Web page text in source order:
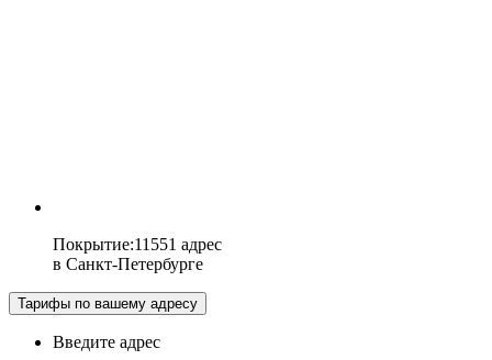
Покрытие:11551 адрес
в Санкт-Петербурге
Тарифы по вашему адресу
Введите адрес